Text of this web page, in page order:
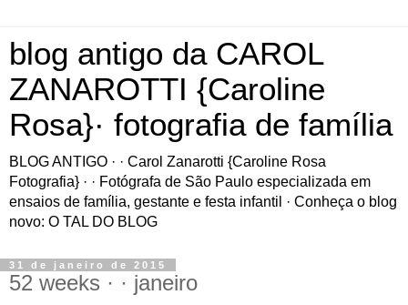
blog antigo da CAROL
ZANAROTTI {Caroline
Rosa}· fotografia de família
BLOG ANTIGO · · Carol Zanarotti {Caroline Rosa
Fotografia} · · Fotógrafa de São Paulo especializada em
ensaios de família, gestante e festa infantil · Conheça o blog
novo: O TAL DO BLOG
31 de janeiro de 2015
52 weeks · · janeiro